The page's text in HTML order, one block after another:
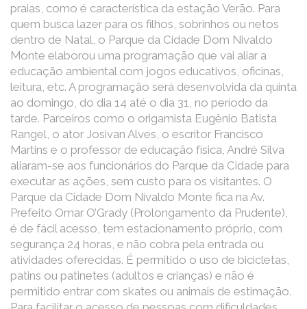
praias, como é característica da estação Verão. Para
quem busca lazer para os filhos, sobrinhos ou netos
dentro de Natal, o Parque da Cidade Dom Nivaldo
Monte elaborou uma programação que vai aliar a
educação ambiental com jogos educativos, oficinas,
leitura, etc. A programação será desenvolvida da quinta
ao domingo, do dia 14 até o dia 31, no período da
tarde. Parceiros como o origamista Eugênio Batista
Rangel, o ator Josivan Alves, o escritor Francisco
Martins e o professor de educação física, André Silva
aliaram-se aos funcionários do Parque da Cidade para
executar as ações, sem custo para os visitantes. O
Parque da Cidade Dom Nivaldo Monte fica na Av.
Prefeito Omar O’Grady (Prolongamento da Prudente),
é de fácil acesso, tem estacionamento próprio, com
segurança 24 horas, e não cobra pela entrada ou
atividades oferecidas. É permitido o uso de bicicletas,
patins ou patinetes (adultos e crianças) e não é
permitido entrar com skates ou animais de estimação.